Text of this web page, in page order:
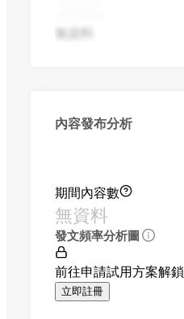
無資料
內容發布分析
期間內容數
無資料
發文頻率分析圖
前往申請試用方案解鎖
立即註冊